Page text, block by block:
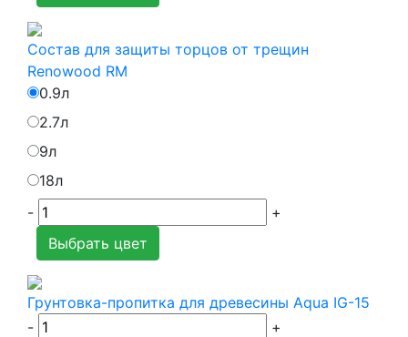
Состав для защиты торцов от трещин
Renowood RM
0.9л
2.7л
9л
18л
-
+
Выбрать цвет
Грунтовка-пропитка для древесины Aqua IG-15
-
+